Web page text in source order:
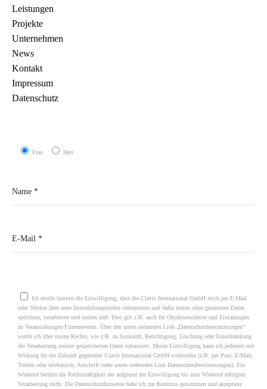
Leistungen
Projekte
Unternehmen
News
Kontakt
Impressum
Datenschutz
Frau Herr
Ich erteile hiermit die Einwilligung, dass die Clavis International GmbH mich per E-Mail
oder Telefon über neue Immobilienprojekte informieren und dafür meine oben genannten Daten
speichern, verarbeiten und nutzen darf. Dies gilt z.B. auch für Objektnewsletter und Einladungen
zu Veranstaltungen/Firmenevents. Über den unten stehenden Link „Datenschutzbestimmungen“
wurde ich über meine Rechte, wie z.B. zu Auskunft, Berichtigung, Löschung oder Einschränkung
der Verarbeitung meiner gespeicherten Daten informiert. Meine Einwilligung kann ich jederzeit mit
Wirkung für die Zukunft gegenüber Clavis International GmbH widerrufen (z.B. per Post, E-Mail,
Telefax oder telefonisch, Anschrift siehe unten stehenden Link Datenschutzbestimmungen). Ein
Widerruf berührt die Rechtmäßigkeit der aufgrund der Einwilligung bis zum Widerruf erfolgten
Verarbeitung nicht. Die Datenschutzhinweise habe ich zur Kenntnis genommen und akzeptiere